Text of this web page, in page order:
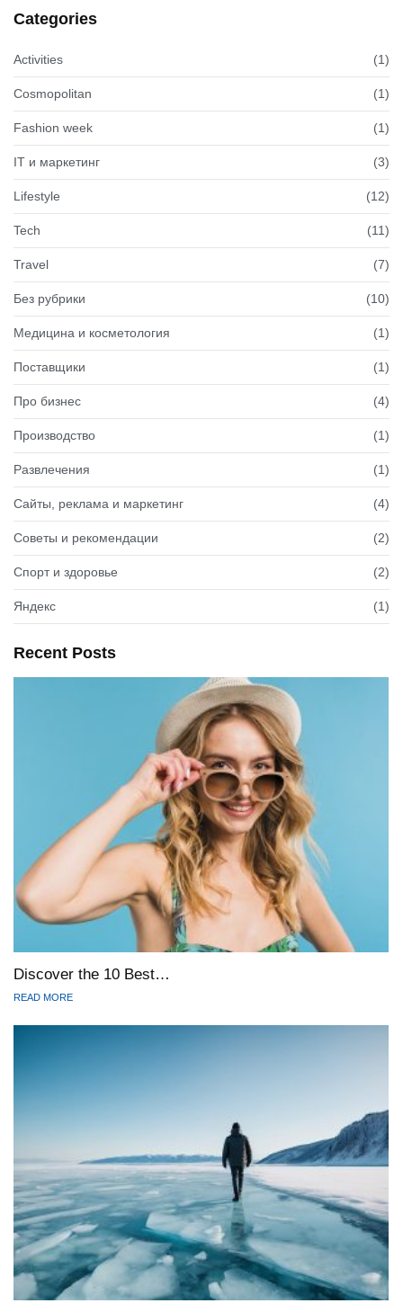
Categories
Activities (1)
Cosmopolitan (1)
Fashion week (1)
IT и маркетинг (3)
Lifestyle (12)
Tech (11)
Travel (7)
Без рубрики (10)
Медицина и косметология (1)
Поставщики (1)
Про бизнес (4)
Производство (1)
Развлечения (1)
Сайты, реклама и маркетинг (4)
Советы и рекомендации (2)
Спорт и здоровье (2)
Яндекс (1)
Recent Posts
Discover the 10 Best…
READ MORE